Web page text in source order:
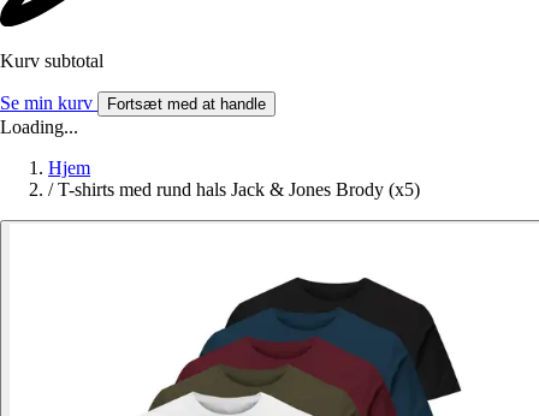
Kurv subtotal
Se min kurv Fortsæt med at handle
Loading...
Hjem
/ T-shirts med rund hals Jack & Jones Brody (x5)